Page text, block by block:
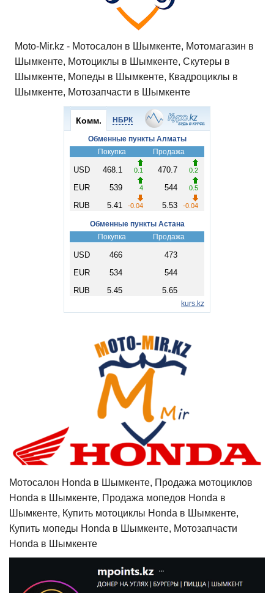
Moto-Mir.kz - Мотосалон в Шымкенте, Мотомагазин в
Шымкенте, Мотоциклы в Шымкенте, Скутеры в
Шымкенте, Мопеды в Шымкенте, Квадроциклы в
Шымкенте, Мотозапчасти в Шымкенте
Мотосалон Honda в Шымкенте, Продажа мотоциклов
Honda в Шымкенте, Продажа мопедов Honda в
Шымкенте, Купить мотоциклы Honda в Шымкенте,
Купить мопеды Honda в Шымкенте, Мотозапчасти
Honda в Шымкенте